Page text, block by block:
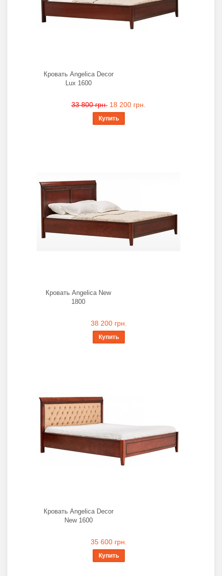
Кровать Angelica Decor
Lux 1600
33 800 грн. 18 200 грн.
Купить
Кровать Angelica New
1800
38 200 грн.
Купить
Кровать Angelica Decor
New 1600
35 600 грн.
Купить